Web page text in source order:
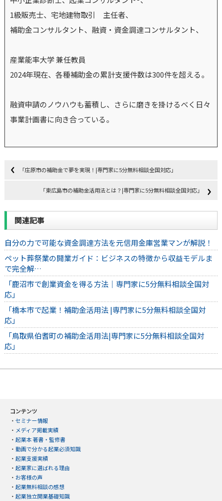
1級販売士、宅地建物取引 主任者、
補助金コンサルタント、融資・資金調達コンサルタント、
産業能率大学 兼任教員
2024年現在、各種補助金の累計支援件数は300件を超える。
融資申請のノウハウも蓄積し、さらに磨きを掛けるべく日々
事業計画書に向き合っている。
「庄原市の補助金で夢を実現！|専門家に5分無料相談全国対応」
「東広島市の補助金活用法とは？|専門家に5分無料相談全国対応」
関連記事
自分の力で可能な資金調達方法を元信用金庫営業マンが解説！
ペット葬祭業の開業ガイド：ビジネスの特徴から収益モデルま
で完全解…
「鹿沼市で創業資金を得る方法｜専門家に5分無料相談全国対
応」
「橋本市で起業！補助金活用法 |専門家に5分無料相談全国対
応」
「鳥取県伯耆町の補助金活用法|専門家に5分無料相談全国対
応」
コンテンツ
・ セミナー情報
・ メディア掲載実績
・ 起業本 著書・監修書
・ 動画で分かる起業必須知識
・ 起業支援実績
・ 起業家に選ばれる理由
・ お客様の声
・ 起業無料相談の感想
・ 起業独立開業基礎知識